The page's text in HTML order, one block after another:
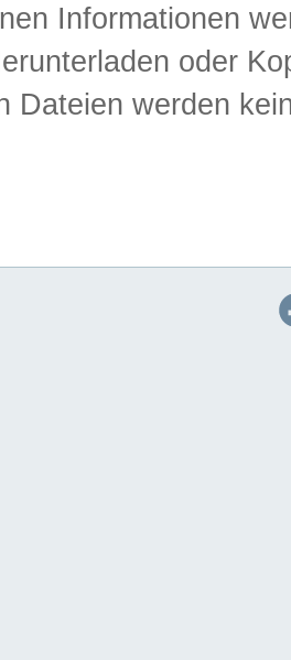
Informationen
oder
Dateien werden